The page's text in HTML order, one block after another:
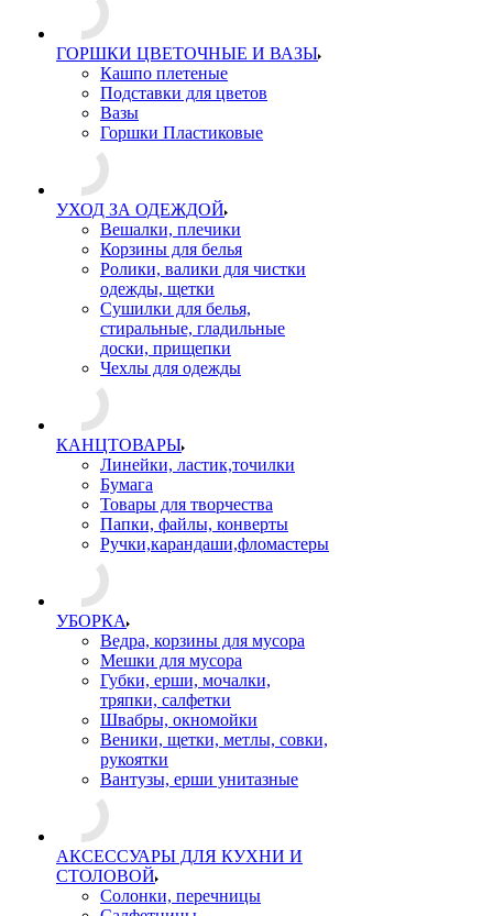
ГОРШКИ ЦВЕТОЧНЫЕ И ВАЗЫ
Кашпо плетеные
Подставки для цветов
Вазы
Горшки Пластиковые
УХОД ЗА ОДЕЖДОЙ
Вешалки, плечики
Корзины для белья
Ролики, валики для чистки
одежды, щетки
Сушилки для белья,
стиральные, гладильные
доски, прищепки
Чехлы для одежды
КАНЦТОВАРЫ
Линейки, ластик,точилки
Бумага
Товары для творчества
Папки, файлы, конверты
Ручки,карандаши,фломастеры
УБОРКА
Ведра, корзины для мусора
Мешки для мусора
Губки, ерши, мочалки,
тряпки, салфетки
Швабры, окномойки
Веники, щетки, метлы, совки,
рукоятки
Вантузы, ерши унитазные
АКСЕССУАРЫ ДЛЯ КУХНИ И
СТОЛОВОЙ
Солонки, перечницы